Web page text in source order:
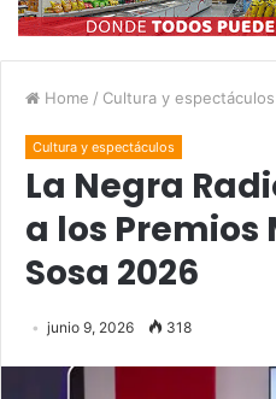
Home / Cultura y espectáculos
Cultura y espectáculos
La Negra
a los Premios
Sosa 2026
junio 9, 2026 318